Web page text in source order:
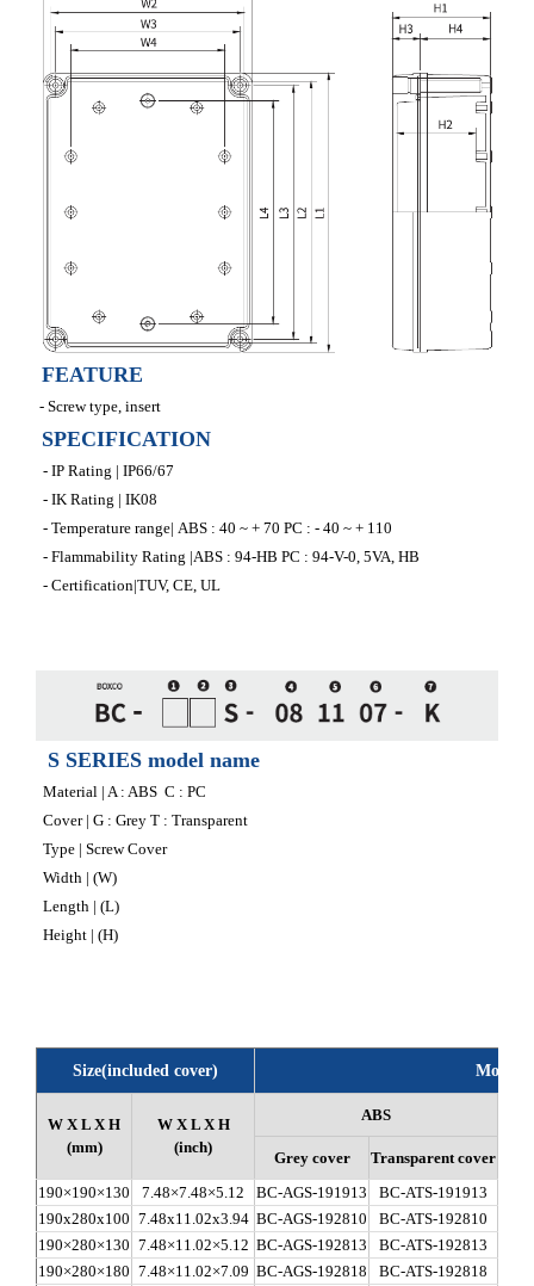
FEATURE
- Screw type, insert
SPECIFICATION
- IP Rating | IP66/67
- IK Rating | IK08
- Temperature range| ABS : 40 ~ + 70 PC : - 40 ~ + 110
- Flammability Rating |ABS : 94-HB PC : 94-V-0, 5VA, HB
- Certification|TUV, CE, UL
S SERIES model name
Material | A : ABS C : PC
Cover | G : Grey T : Transparent
Type | Screw Cover
Width | (W)
Length | (L)
Height | (H)
Size(included cover) Model
W X L X H
(mm)
W X L X H
(inch)
ABS
Grey cover Transparent cover
190×190×130
7.48×7.48×5.12 BC-AGS-191913 BC-ATS-191913
190x280x100 7.48x11.02x3.94 BC-AGS-192810 BC-ATS-192810
190×280×130 7.48×11.02×5.12 BC-AGS-192813 BC-ATS-192813
190×280×180 7.48×11.02×7.09 BC-AGS-192818 BC-ATS-192818